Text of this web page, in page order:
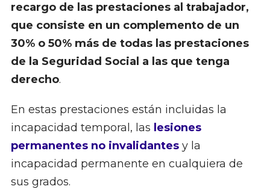
recargo de las prestaciones al trabajador,
que consiste en un complemento de un
30% o 50% más de todas las prestaciones
de la Seguridad Social a las que tenga
derecho.
En estas prestaciones están incluidas la
incapacidad temporal, las lesiones
permanentes no invalidantesy la
incapacidad permanente en cualquiera de
sus grados.